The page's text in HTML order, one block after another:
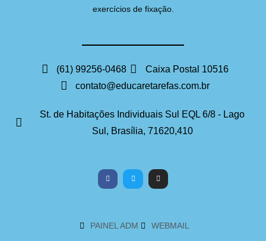
exercícios de fixação.
(61) 99256-0468
Caixa Postal 10516
contato@educaretarefas.com.br
St. de Habitações Individuais Sul EQL 6/8 - Lago
Sul, Brasília, 71620,410
PAINEL ADM WEBMAIL